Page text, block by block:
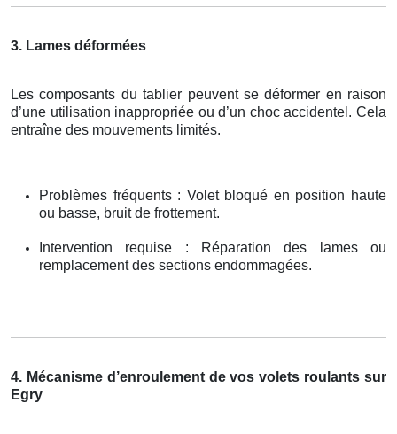
3. Lames déformées
Les composants du tablier peuvent se déformer en raison
d’une utilisation inappropriée ou d’un choc accidentel. Cela
entraîne des mouvements limités.
Problèmes fréquents : Volet bloqué en position haute
ou basse, bruit de frottement.
Intervention requise : Réparation des lames ou
remplacement des sections endommagées.
4. Mécanisme d’enroulement de vos volets roulants sur
Egry